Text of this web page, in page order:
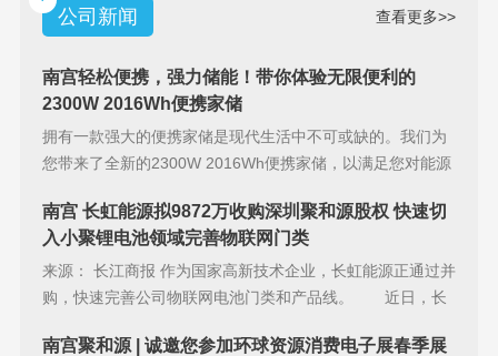
公司新闻
查看更多>>
南宫轻松便携，强力储能！带你体验无限便利的
2300W 2016Wh便携家储
拥有一款强大的便携家储是现代生活中不可或缺的。我们为
您带来了全新的2300W 2016Wh便携家储，以满足您对能源
南宫 长虹能源拟9872万收购深圳聚和源股权 快速切
入小聚锂电池领域完善物联网门类
来源： 长江商报 作为国家高新技术企业，长虹能源正通过并
购，快速完善公司物联网电池门类和产品线。 近日，长
南宫聚和源 | 诚邀您参加环球资源消费电子展春季展